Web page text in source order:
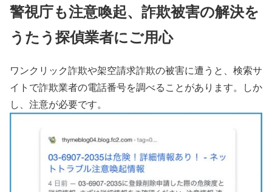
警視庁も注意喚起、詐欺被害の解決を
うたう探偵業者にご用心
ワンクリック詐欺や架空請求詐欺の被害に遭うと、検索サ
イトで詐欺業者の電話番号を調べることがあります。しか
し、注意が必要です。